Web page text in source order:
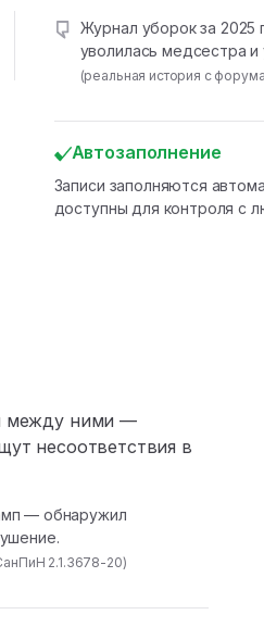
Журнал уборок за 2025
уволилась медсестра и
(реальная история с
Автозаполнение
Записи заполняются
доступны для контроля с
между ними —
несоответствия в
— обнаружил
2.1.3678-20)